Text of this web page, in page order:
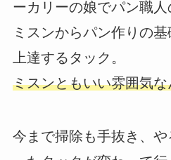
ーカリーの娘でパン職人
ミスンからパン作りの
上達するタック。
ミスンともいい雰囲気
今まで掃除も手抜き、